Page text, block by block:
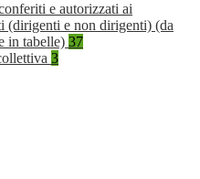
e autorizzati ai
(dirigenti e non dirigenti) (da
in tabelle) 37
3